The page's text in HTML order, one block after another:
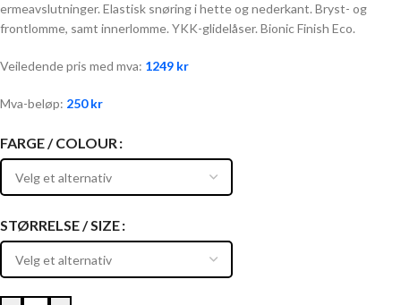
ermeavslutninger. Elastisk snøring i hette og nederkant. Bryst- og
frontlomme, samt innerlomme. YKK-glidelåser. Bionic Finish Eco.
Veiledende pris med mva: 1249 kr
Mva-beløp: 250kr
FARGE / COLOUR
STØRRELSE / SIZE